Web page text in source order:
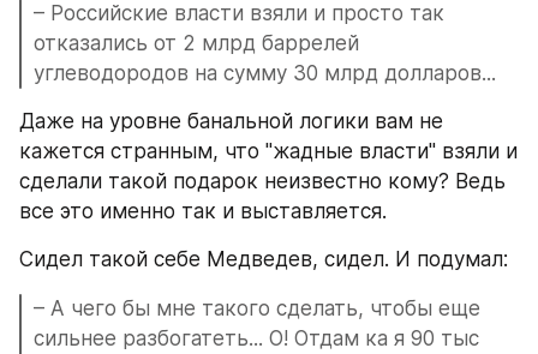
– Российские власти взяли и просто так
отказались от 2 млрд баррелей
углеводородов на сумму 30 млрд долларов...
Даже на уровне банальной логики вам не
кажется странным, что "жадные власти" взяли и
сделали такой подарок неизвестно кому? Ведь
все это именно так и выставляется.
Сидел такой себе Медведев, сидел. И подумал:
– А чего бы мне такого сделать, чтобы еще
сильнее разбогатеть... О! Отдам ка я 90 тыс